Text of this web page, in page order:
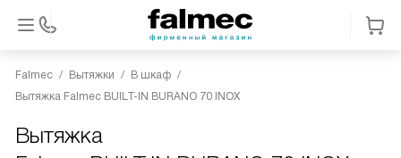
Falmec Вытяжки
В шкаф
Вытяжка Falmec BUILT-IN BURANO 70 INOX
Вытяжка